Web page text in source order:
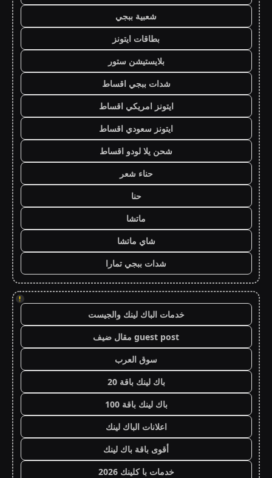
شعبية ببجي
بطاقات ايتونز
بلايستيشن ستور
شدات ببجي اقساط
ايتونز امريكي اقساط
ايتونز سعودي اقساط
شحن يلا لودو اقساط
حناء شعر
حنا
ماتشا
شاي ماتشا
شدات ببجي تمارا
!
خدمات الباك لينك والجيست
guest post مقال ضيف
سوق العرب
باك لينك باقة 20
باك لينك باقة 100
اعلانات الباك لينك
أقوى باقة باك لينك
خدمات با كلينك 2026